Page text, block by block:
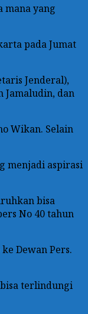
mana yang
pada Jumat
Jenderal),
Jamaludin, dan
Wikan. Selain
menjadi aspirasi
bisa
No 40 tahun
Dewan Pers.
terlindungi